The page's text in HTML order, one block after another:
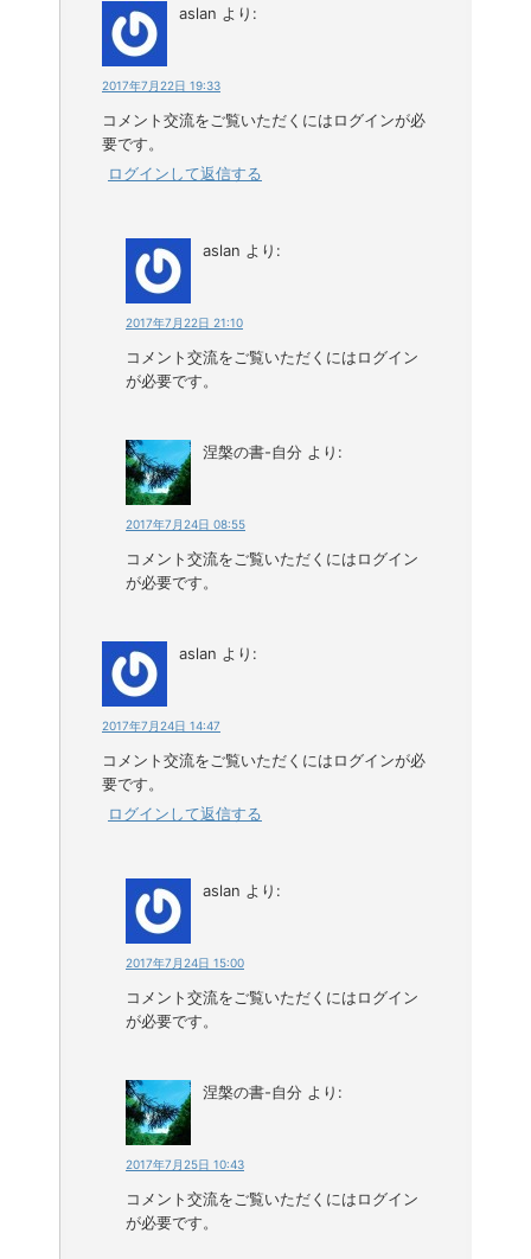
aslan より:
2017年7月22日 19:33
コメント交流をご覧いただくにはログインが必
要です。
ログインして返信する
aslan より:
2017年7月22日 21:10
コメント交流をご覧いただくにはログイン
が必要です。
涅槃の書-自分 より:
2017年7月24日 08:55
コメント交流をご覧いただくにはログイン
が必要です。
aslan より:
2017年7月24日 14:47
コメント交流をご覧いただくにはログインが必
要です。
ログインして返信する
aslan より:
2017年7月24日 15:00
コメント交流をご覧いただくにはログイン
が必要です。
涅槃の書-自分 より:
2017年7月25日 10:43
コメント交流をご覧いただくにはログイン
が必要です。